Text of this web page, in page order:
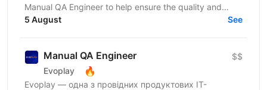
Manual QA Engineer to help ensure the quality and
stability of our frontend project. You will work...
5 August See
Manual QA Engineer
Evoplay 🔥
$$
Evoplay — одна з провідних продуктових IT-